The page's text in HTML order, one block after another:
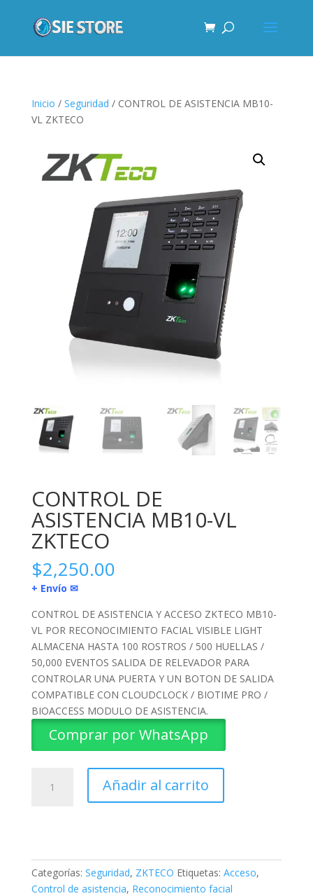
Inicio / Seguridad / CONTROL DE ASISTENCIA MB10-
VL ZKTECO
CONTROL DE
ASISTENCIA MB10-VL
ZKTECO
$2,250.00
+ Envío ✉
CONTROL DE ASISTENCIA Y ACCESO ZKTECO MB10-
VL POR RECONOCIMIENTO FACIAL VISIBLE LIGHT
ALMACENA HASTA 100 ROSTROS / 500 HUELLAS /
50,000 EVENTOS SALIDA DE RELEVADOR PARA
CONTROLAR UNA PUERTA Y UN BOTON DE SALIDA
COMPATIBLE CON CLOUDCLOCK / BIOTIME PRO /
BIOACCESS MODULO DE ASISTENCIA.
Comprar por WhatsApp
cantidad
Añadir al carrito
Categorías: Seguridad, ZKTECO Etiquetas: Acceso,
Control de asistencia, Reconocimiento facial